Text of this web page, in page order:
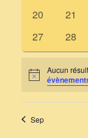
0
20
0
21
0
évènements
27
0
28
Notice
Aucun
Sep